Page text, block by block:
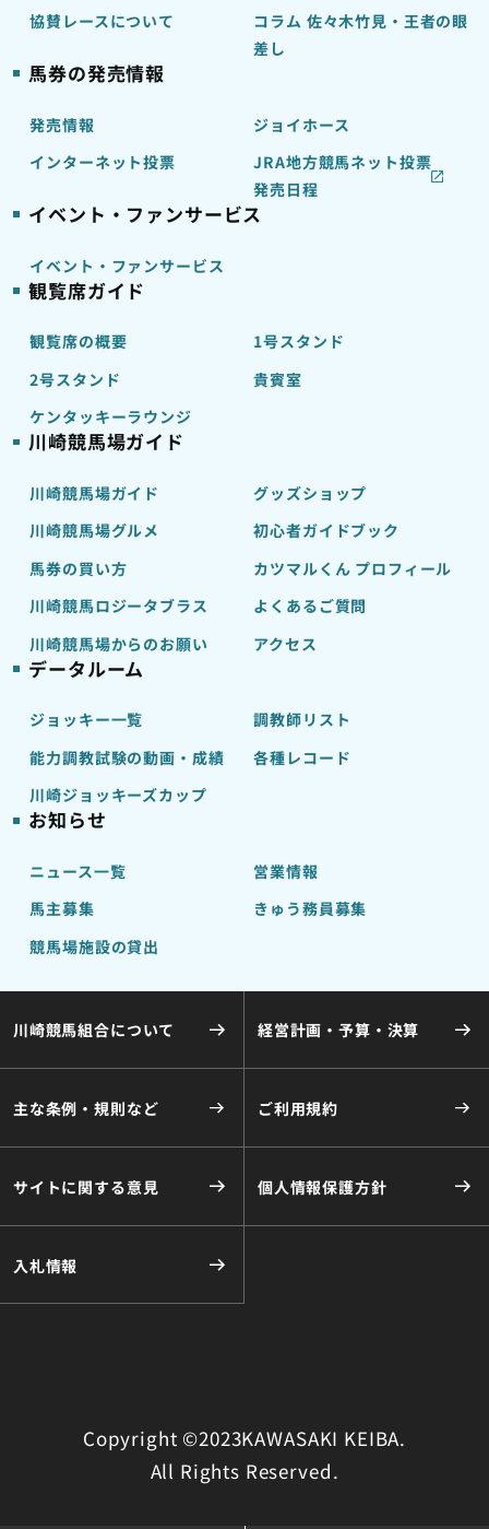
協賛レースについて
コラム 佐々木竹見・王者の眼
差し
馬券の発売情報
発売情報
ジョイホース
インターネット投票
JRA地方競馬ネット投票
発売日程
イベント・ファンサービス
イベント・ファンサービス
観覧席ガイド
観覧席の概要
1号スタンド
2号スタンド
貴賓室
ケンタッキーラウンジ
川崎競馬場ガイド
川崎競馬場ガイド
グッズショップ
川崎競馬場グルメ
初心者ガイドブック
馬券の買い方
カツマルくん プロフィール
川崎競馬ロジータブラス
よくあるご質問
川崎競馬場からのお願い
アクセス
データルーム
ジョッキー一覧
調教師リスト
能力調教試験の動画・成績
各種レコード
川崎ジョッキーズカップ
お知らせ
ニュース一覧
営業情報
馬主募集
きゅう務員募集
競馬場施設の貸出
川崎競馬組合について 経営計画・予算・決算
主な条例・規則など ご利用規約
サイトに関する意見 個人情報保護方針
入札情報
Copyright ©2023KAWASAKI KEIBA.
All Rights Reserved.